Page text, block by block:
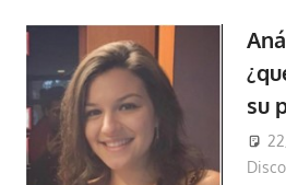
estar
en
chino
su